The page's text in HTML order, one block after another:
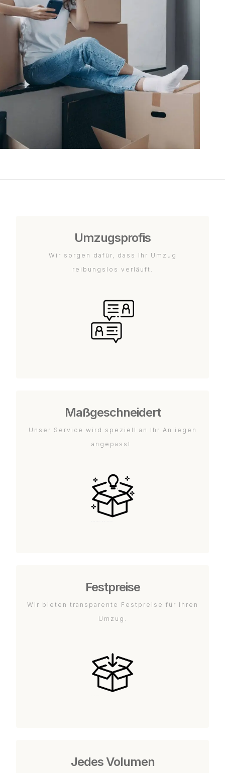
Umzugsprofis
Wir sorgen dafür, dass Ihr Umzug
reibungslos verläuft.
Maßgeschneidert
Unser Service wird speziell an Ihr Anliegen
angepasst.
Festpreise
Wir bieten transparente Festpreise für Ihren
Umzug.
Jedes Volumen